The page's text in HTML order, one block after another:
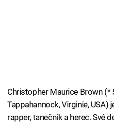
Christopher Maurice Brown (*
Tappahannock, Virginie, USA)
rapper, tanečník a herec. Své